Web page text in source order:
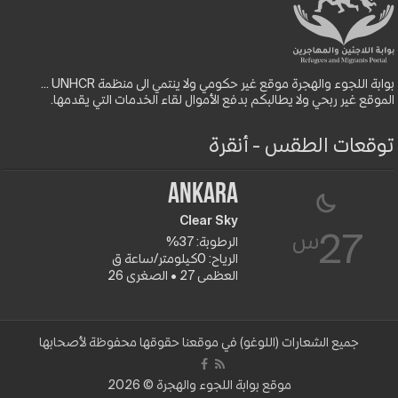
بوابة اللجوء والهجرة موقع غير حكومي ولا ينتمي الى منظمة UNHCR ...
الموقع غير ربحي ولا يطالبكم بدفع الأموال لقاء الخدمات التي يقدمها.
توقعات الطقس - أنقرة
27س
Ankara
Clear Sky
الرطوبة: 37%
الرياح: 0كيلومتر/ساعة ق
العظمى 27 • الصغرى 26
جميع الشعارات (اللوغو) في موقعنا حقوقها محفوظة لأصحابها
موقع بوابة اللجوء والهجرة © 2026